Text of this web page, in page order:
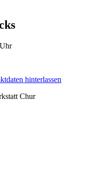
hinterlassen
Chur